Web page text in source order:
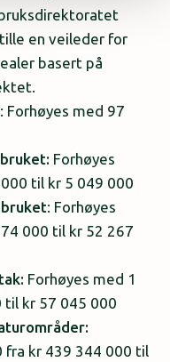
en veileder for
basert på
: Forhøyes med 97
Forhøyes
til kr 5 049 000
: Forhøyes
000 til kr 52 267
Forhøyes med 1
til kr 57 045 000
fra kr 439 344 000 til